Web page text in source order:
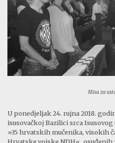
Misa za
U ponedjeljak 24. rujna 2018.
isusovačkoj Bazilici srca Isusovog
»35 hrvatskih mučenika, visokih
Hrvatske vojske NDH«, osuđenih